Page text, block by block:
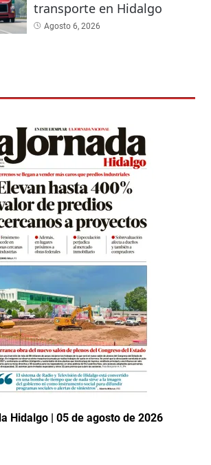
transporte en Hidalgo
Agosto 6, 2026
Hidalgo | 05 de agosto de 2026